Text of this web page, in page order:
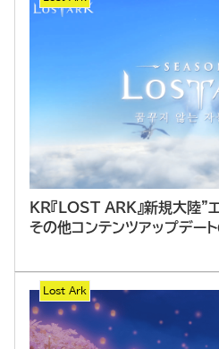
KR『LOST ARK』新規大陸”
その他コンテンツアップデー
Lost Ark